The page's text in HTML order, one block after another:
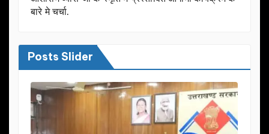
बारे मे चर्चा.
Posts Slider